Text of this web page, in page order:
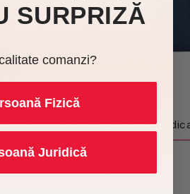
Uniforme
SURPRIZĂ
comanzi?
Fizică
Juridică